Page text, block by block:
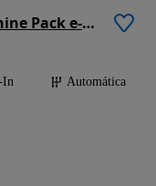
Citroën C5 Aircross 1.6 Hybrid Shine Pack e-EAT8
In
Automática